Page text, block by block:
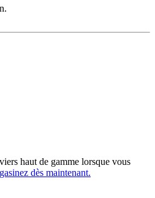
haut de gamme lorsque vous
dès maintenant.